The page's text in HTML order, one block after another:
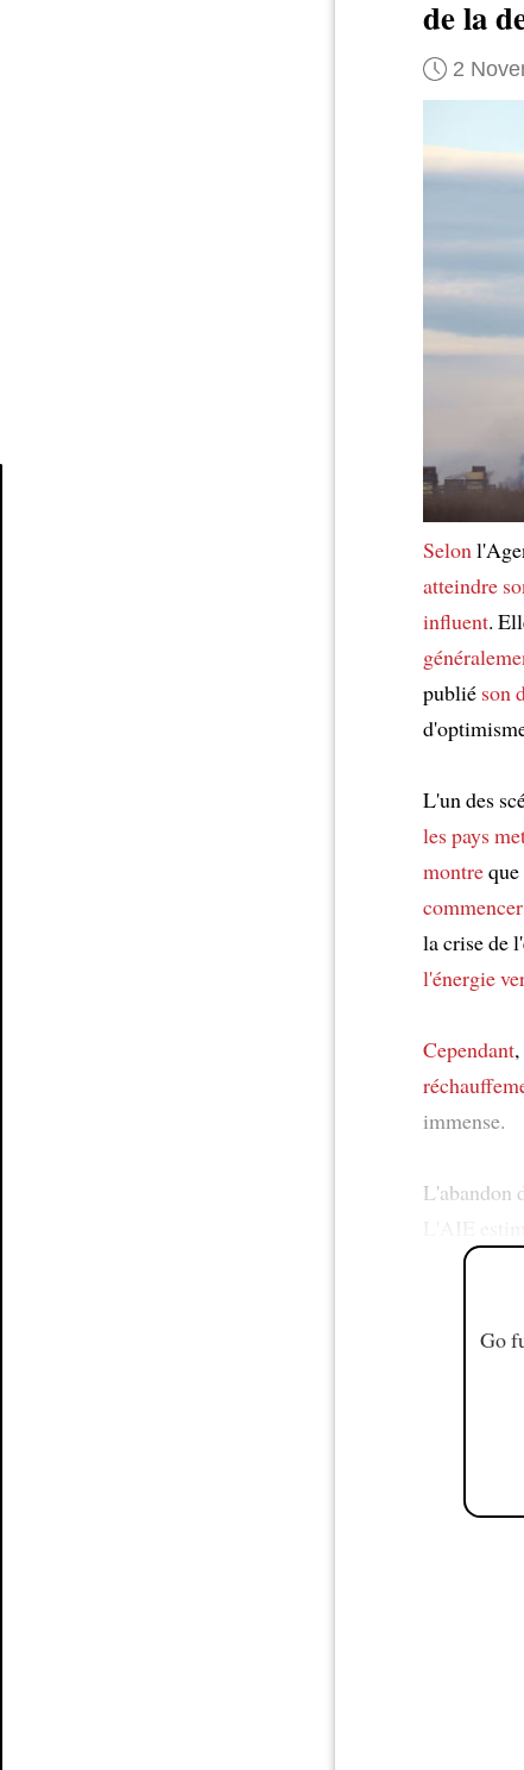
de la
2
Selon
atteindre
influent.
publié son
L'un des
les pays
montre
la crise de
l'énergie
Cependant
immense.
L'abandon
Go